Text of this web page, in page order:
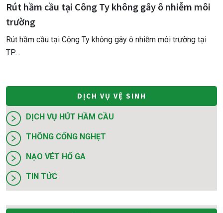
Thông tắc bồn cầu - thông cầu cống nghẹt
chuyên nghiệp,
Thông tắc bồn cầu - thông cầu cống nghẹt chuyên nghiệp, giá
rẻ TP.Hồ Ch&...
DỊCH VỤ VỆ SINH
DỊCH VỤ HÚT HẦM CẦU
THÔNG CỐNG NGHẸT
NẠO VÉT HỐ GA
TIN TỨC